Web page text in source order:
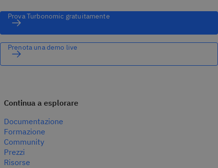
Prova Turbonomic gratuitamente
Prenota una demo live
Continua a esplorare
Documentazione
Formazione
Community
Prezzi
Risorse